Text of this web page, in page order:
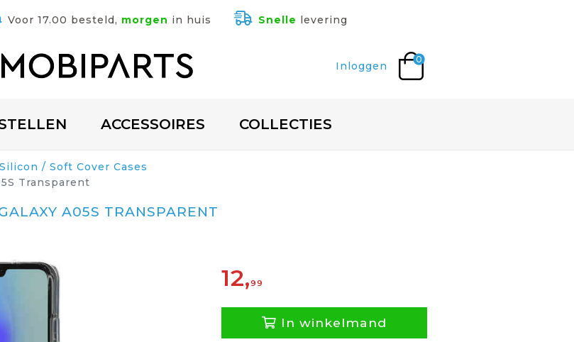
Voor 17.00 besteld, morgen in huis Snelle levering
Inloggen
0
ACCESSOIRES COLLECTIES
/ Soft Cover Cases
Transparent
A05S TRANSPARENT
12,99
In winkelmand